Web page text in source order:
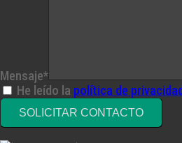
Mensaje*
He leído la política de privacidad
SOLICITAR CONTACTO